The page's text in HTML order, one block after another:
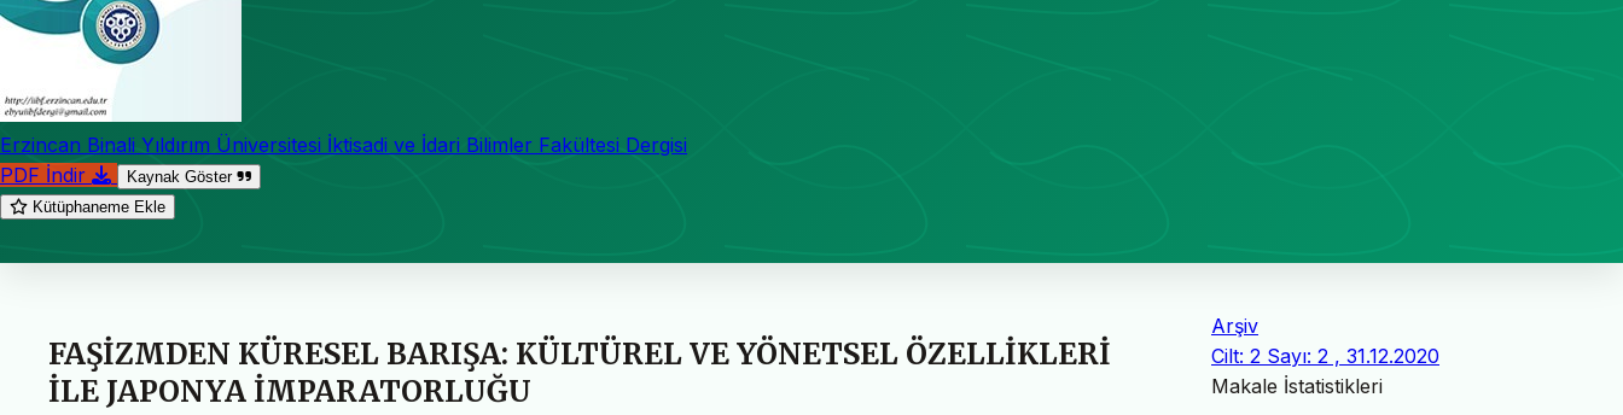
Erzincan Binali Yıldırım Üniversitesi İktisadi ve İdari Bilimler Fakültesi Dergisi
PDF İndir
Kaynak Göster
Kütüphaneme Ekle
FAŞİZMDEN KÜRESEL BARIŞA: KÜLTÜREL VE YÖNETSEL ÖZELLİKLERİ
İLE JAPONYA İMPARATORLUĞU
Arşiv
Cilt: 2 Sayı: 2 , 31.12.2020
Makale İstatistikleri